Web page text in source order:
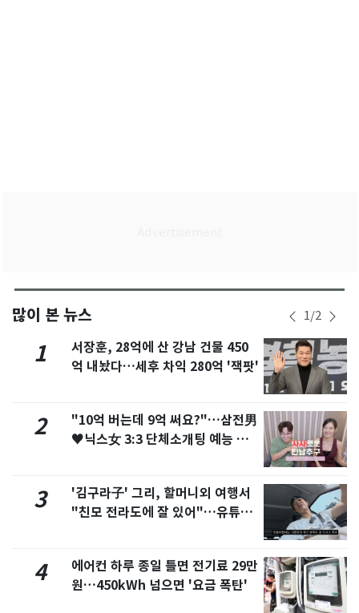
많이 본 뉴스 1/2
1
서장훈, 28억에 산 강남 건물 450
억 내놨다…세후 차익 280억 '잭팟'
2
"10억 버는데 9억 써요?"…삼전男
♥닉스女 3:3 단체소개팅 예능 화
3
'김구라子' 그리, 할머니외 여행서
"친모 전라도에 잘 있어"…유튜브
4
에어컨 하루 종일 틀면 전기료 29만
원…450kWh 넘으면 '요금 폭탄'